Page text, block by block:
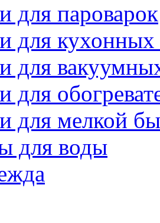
для пароварок
для
для
для
для мелкой
для воды